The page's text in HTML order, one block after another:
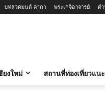
บทสวดมนต์ คาถา พระเกจิอาจารย์ ตำ
ยงใหม่ สถานที่ท่องเที่ยวแน